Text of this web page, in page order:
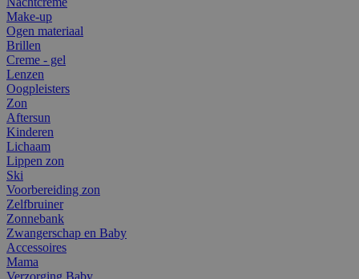
Make-up
Ogen materiaal
Brillen
Creme - gel
Lenzen
Oogpleisters
Zon
Aftersun
Kinderen
Lichaam
Lippen zon
Ski
Voorbereiding zon
Zelfbruiner
Zonnebank
Zwangerschap en Baby
Accessoires
Mama
Verzorging Baby